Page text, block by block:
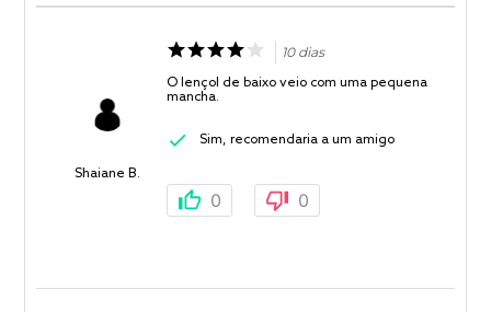
Shaiane B.
10 dias
O lençol de baixo veio com uma pequena
mancha.
Sim, recomendaria a um amigo
0 0